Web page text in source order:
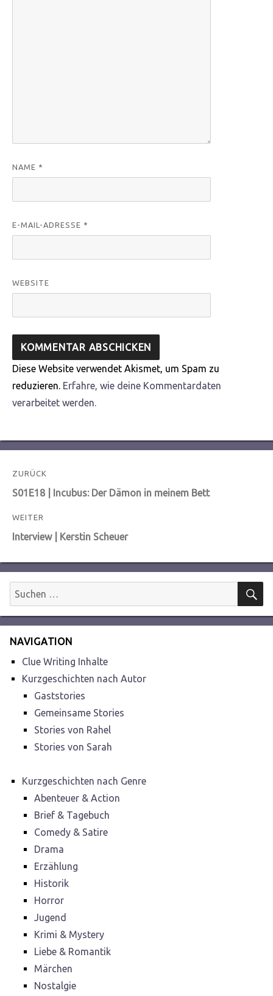
NAME *
E-MAIL-ADRESSE *
WEBSITE
Diese Website verwendet Akismet, um Spam zu
reduzieren. Erfahre, wie deine Kommentardaten
verarbeitet werden.
Beitragsnavigation
ZURÜCK
Vorheriger
S01E18 | Incubus: Der Dämon in meinem Bett
WEITER
Nächster
Interview | Kerstin Scheuer
Suchen
nach:
NAVIGATION
Clue Writing Inhalte
Kurzgeschichten nach Autor
Gaststories
Gemeinsame Stories
Stories von Rahel
Stories von Sarah
Kurzgeschichten nach Genre
Abenteuer & Action
Brief & Tagebuch
Comedy & Satire
Drama
Erzählung
Historik
Horror
Jugend
Krimi & Mystery
Liebe & Romantik
Märchen
Nostalgie